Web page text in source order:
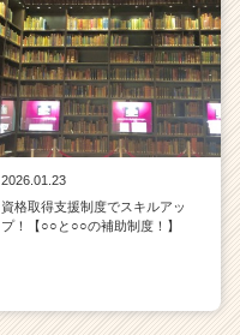
2026.01.23
資格取得支援制度でスキルアッ
プ！【○○と○○の補助制度！】